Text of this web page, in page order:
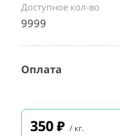
Доступное кол-во
9999
Оплата
350₽ / кг.